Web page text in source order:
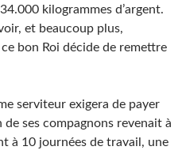
kilogrammes d’argent.
et beaucoup plus,
bon Roi décide de remettre
serviteur exigera de payer
ses compagnons revenait à
à 10 journées de travail, une